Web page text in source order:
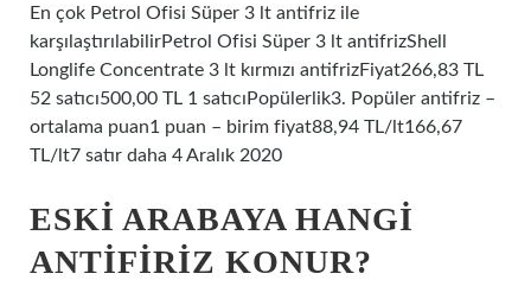
En çok Petrol Ofisi Süper 3 lt antifriz ile
karşılaştırılabilirPetrol Ofisi Süper 3 lt antifrizShell
Longlife Concentrate 3 lt kırmızı antifrizFiyat266,83 TL
52 satıcı500,00 TL 1 satıcıPopülerlik3. Popüler antifriz –
ortalama puan1 puan – birim fiyat88,94 TL/lt166,67
TL/lt7 satır daha 4 Aralık 2020
ESKI ARABAYA HANGI
ANTIFIRIZ KONUR?